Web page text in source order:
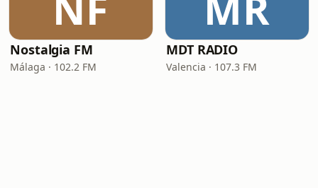
Nostalgia FM
Málaga · 102.2 FM
MDT RADIO
Valencia · 107.3 FM